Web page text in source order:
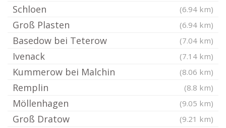
Schloen (6.94 km)
Groß Plasten (6.94 km)
Basedow bei Teterow (7.04 km)
Ivenack (7.14 km)
Kummerow bei Malchin (8.06 km)
Remplin (8.8 km)
Möllenhagen (9.05 km)
Groß Dratow (9.21 km)